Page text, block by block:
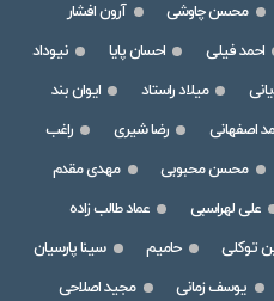
محسن چاوشی
آرون افشار
احمد فیلی احسان پایا
نیوداد
میلاد راستاد
ایوان بند
اصفهانی رضا شیری
راغب
محسن محبوبی
مهدی مقدم
علی لهراسبی
عماد طالب زاده
توکلی حامیم
سینا پارسیان
یوسف زمانی
مجید اصلاحی